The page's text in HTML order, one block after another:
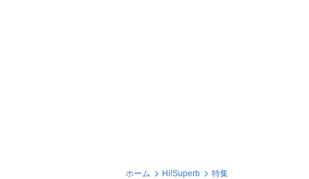
ホーム Hi!Superb 特集